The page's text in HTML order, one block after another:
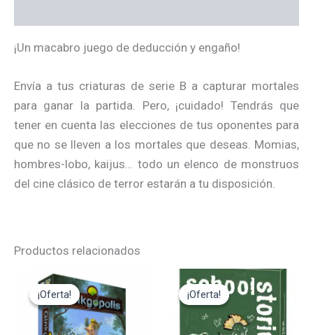
¡Un macabro juego de deducción y engaño!
Envía a tus criaturas de serie B a capturar mortales
para ganar la partida. Pero, ¡cuidado! Tendrás que
tener en cuenta las elecciones de tus oponentes para
que no se lleven a los mortales que deseas. Momias,
hombres-lobo, kaijus… todo un elenco de monstruos
del cine clásico de terror estarán a tu disposición.
Productos relacionados
¡Oferta!
¡Oferta!
El
precio
original
era:
49,95€.
precio
actual
es:
34,95€.
¡Oferta!
¡Oferta!
precio
original
era:
12,95€.
precio
actual
es:
11,65€.